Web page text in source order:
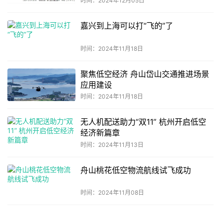
嘉兴到上海可以打“飞的”了
时间：2024年11月18日
聚焦低空经济 舟山岱山交通推进场景
应用建设
时间：2024年11月18日
无人机配送助力“双11” 杭州开启低空
经济新篇章
时间：2024年11月13日
舟山桃花低空物流航线试飞成功
时间：2024年11月08日